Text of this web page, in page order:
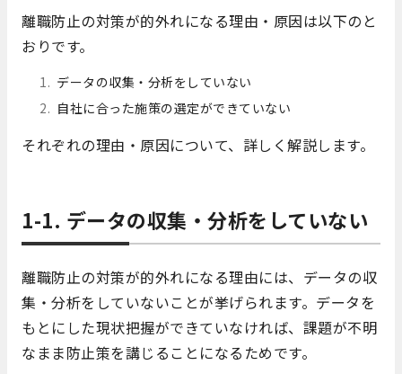
離職防止の対策が的外れになる理由・原因は以下のと
おりです。
データの収集・分析をしていない
自社に合った施策の選定ができていない
それぞれの理由・原因について、詳しく解説します。
1-1. データの収集・分析をしていない
離職防止の対策が的外れになる理由には、データの収
集・分析をしていないことが挙げられます。データを
もとにした現状把握ができていなければ、課題が不明
なまま防止策を講じることになるためです。